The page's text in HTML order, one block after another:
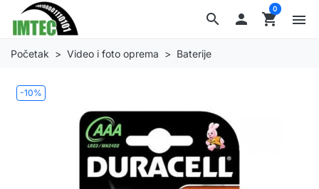
search  shopping_cart
0
menu
Početak Video i foto oprema Baterije
-10%